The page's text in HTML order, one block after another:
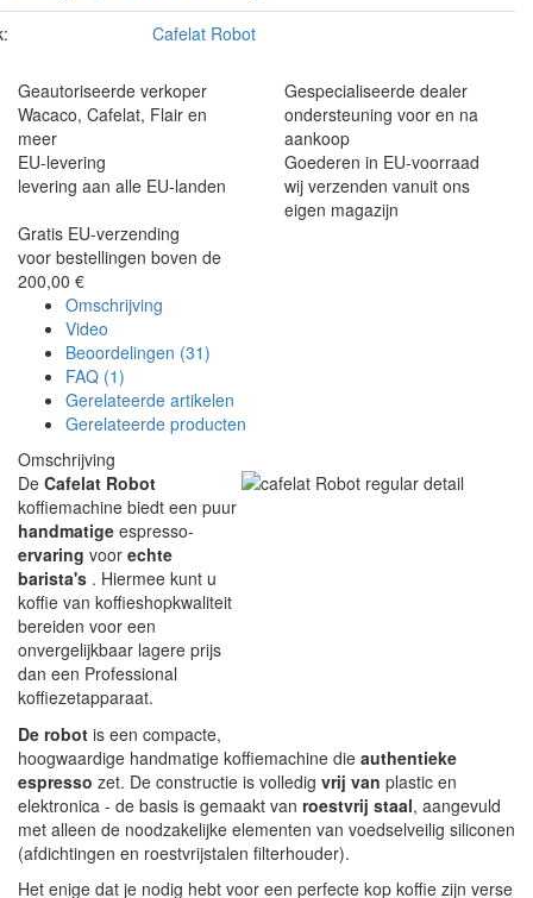
Cafelat Robot
Geautoriseerde verkoper
Wacaco, Cafelat, Flair en
meer
Gespecialiseerde dealer
ondersteuning voor en na
aankoop
EU-levering
levering aan alle EU-landen
Goederen in EU-voorraad
wij verzenden vanuit ons
eigen magazijn
Gratis EU-verzending
voor bestellingen boven de
200,00 €
Omschrijving
Video
Beoordelingen (31)
FAQ (1)
Gerelateerde artikelen
Gerelateerde producten
Omschrijving
De Cafelat Robot
koffiemachine biedt een puur
handmatige espresso-
ervaring voor echte
barista's . Hiermee kunt u
koffie van koffieshopkwaliteit
bereiden voor een
onvergelijkbaar lagere prijs
dan een Professional
koffiezetapparaat.
De robot is een compacte,
hoogwaardige handmatige koffiemachine die authentieke
espresso zet. De constructie is volledig vrij van plastic en
elektronica - de basis is gemaakt van roestvrij staal, aangevuld
met alleen de noodzakelijke elementen van voedselveilig siliconen
(afdichtingen en roestvrijstalen filterhouder).
Het enige dat je nodig hebt voor een perfecte kop koffie zijn verse